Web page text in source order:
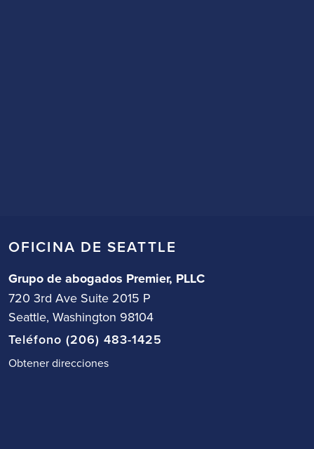
OFICINA DE SEATTLE
Grupo de abogados Premier, PLLC
720 3rd Ave Suite 2015 P
Seattle, Washington 98104
Teléfono (206) 483-1425
Obtener direcciones